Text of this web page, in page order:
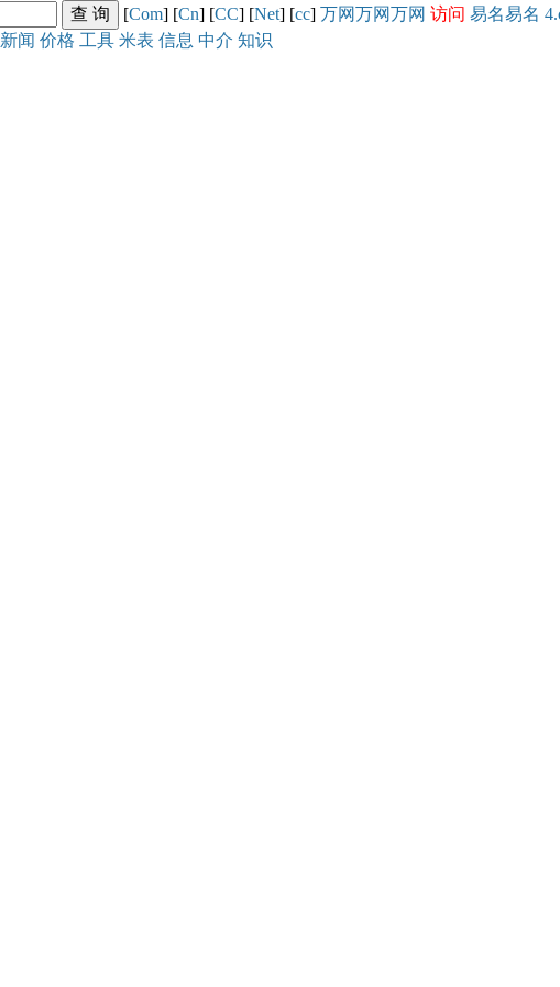
[Com] [Cn] [CC] [Net] [cc] 万网万网万网 访问 易名易名
新闻 价格 工具 米表 信息 中介 知识